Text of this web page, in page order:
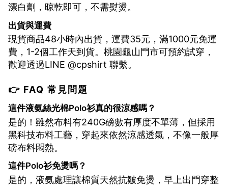
漂白劑，晾乾即可，不需熨燙。
出貨與運費
現貨商品48小時內出貨，運費35元，滿1000元免運
費，1-2個工作天到貨。桃園龜山門市可預約試穿，
歡迎透過LINE @cpshirt 聯繫。
👉 FAQ 常見問題
這件液氨絲光棉Polo衫真的很涼感嗎？
是的！雖然布料有240G磅數有厚度不單薄，但採用
黑科技布料工藝，穿起來依然涼感透氣，不像一般厚
磅布料悶熱。
這件Polo衫免燙嗎？
是的，液氨處理讓棉質天然抗皺免燙，早上出門穿整